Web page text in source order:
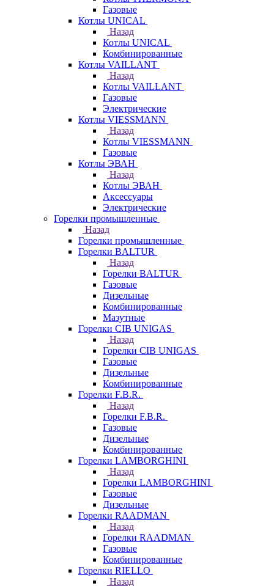
Газовые
Котлы UNICAL
Назад
Котлы UNICAL
Комбинированные
Котлы VAILLANT
Назад
Котлы VAILLANT
Газовые
Электрические
Котлы VIESSMANN
Назад
Котлы VIESSMANN
Газовые
Котлы ЭВАН
Назад
Котлы ЭВАН
Аксессуары
Электрические
Горелки промышленные
Назад
Горелки промышленные
Горелки BALTUR
Назад
Горелки BALTUR
Газовые
Дизельные
Комбинированные
Мазутные
Горелки CIB UNIGAS
Назад
Горелки CIB UNIGAS
Газовые
Дизельные
Комбинированные
Горелки F.B.R.
Назад
Горелки F.B.R.
Газовые
Дизельные
Комбинированные
Горелки LAMBORGHINI
Назад
Горелки LAMBORGHINI
Газовые
Дизельные
Горелки RAADMAN
Назад
Горелки RAADMAN
Газовые
Комбинированные
Горелки RIELLO
Назад